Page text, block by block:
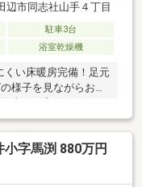
辺市同志社山手４丁目
駐車3台
浴室乾燥機
くい床暖房完備！足元
様子を見ながらお料
字馬渕 880万円